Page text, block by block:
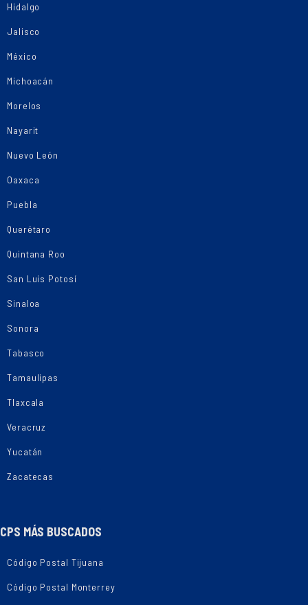
Hidalgo
Jalisco
México
Michoacán
Morelos
Nayarit
Nuevo León
Oaxaca
Puebla
Querétaro
Quintana Roo
San Luis Potosí
Sinaloa
Sonora
Tabasco
Tamaulipas
Tlaxcala
Veracruz
Yucatán
Zacatecas
CPS MÁS BUSCADOS
Código Postal Tijuana
Código Postal Monterrey